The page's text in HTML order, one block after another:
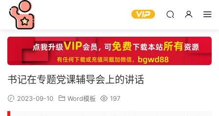
书记在专题党课辅导会上的讲话
2023-09-10 Word模板 197